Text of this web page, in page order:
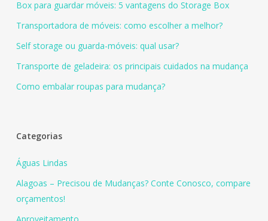
Box para guardar móveis: 5 vantagens do Storage Box
Transportadora de móveis: como escolher a melhor?
Self storage ou guarda-móveis: qual usar?
Transporte de geladeira: os principais cuidados na mudança
Como embalar roupas para mudança?
Categorias
Águas Lindas
Alagoas – Precisou de Mudanças? Conte Conosco, compare
orçamentos!